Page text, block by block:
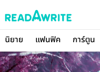
นิยาย แฟนฟิค การ์ตูน